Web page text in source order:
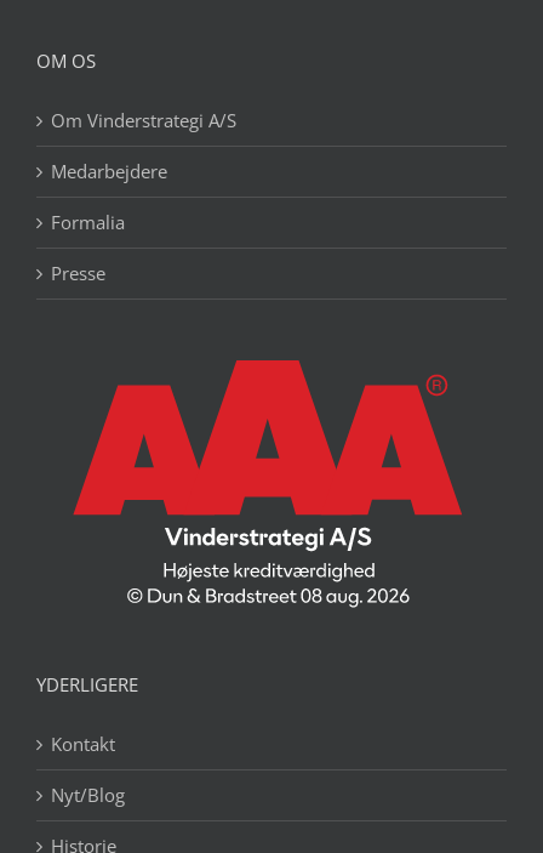
OM OS
Om Vinderstrategi A/S
Medarbejdere
Formalia
Presse
YDERLIGERE
Kontakt
Nyt/Blog
Historie